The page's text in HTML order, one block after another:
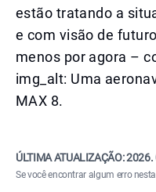
estão tratando a
e com visão de
menos por agora –
img_alt: Uma
MAX 8.
ÚLTIMA ATUALIZAÇÃO:2026.
Se você encontrar algum erro